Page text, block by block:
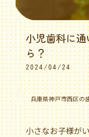
小児歯科に
ら？
2024/04/24
小さなお子様が